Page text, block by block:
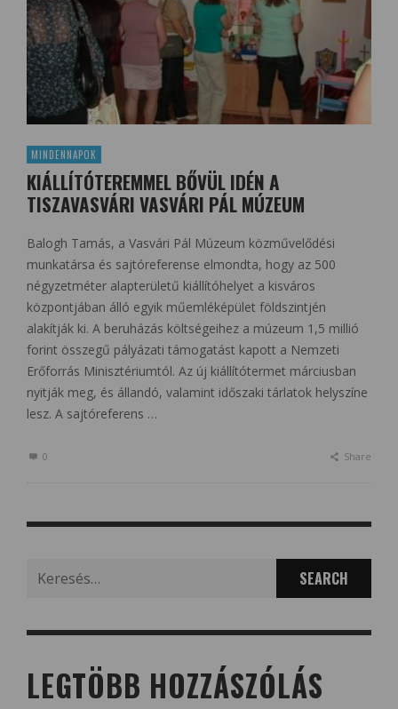
MINDENNAPOK
KIÁLLÍTÓTEREMMEL BŐVÜL IDÉN A
TISZAVASVÁRI VASVÁRI PÁL MÚZEUM
Balogh Tamás, a Vasvári Pál Múzeum közművelődési
munkatársa és sajtóreferense elmondta, hogy az 500
négyzetméter alapterületű kiállítóhelyet a kisváros
központjában álló egyik műemléképület földszintjén
alakítják ki. A beruházás költségeihez a múzeum 1,5 millió
forint összegű pályázati támogatást kapott a Nemzeti
Erőforrás Minisztériumtól. Az új kiállítótermet márciusban
nyitják meg, és állandó, valamint időszaki tárlatok helyszíne
lesz. A sajtóreferens …
0 Share
LEGTÖBB HOZZÁSZÓLÁS